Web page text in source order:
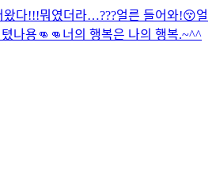
왔다!!!뭐였더라…???얼른 들어와!😚얼
나용👊👊 너의 행복은 나의 행복.~^^